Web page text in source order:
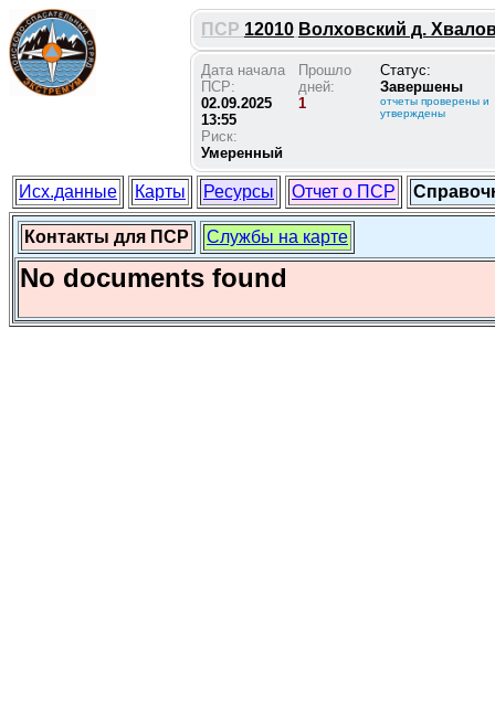
ПСР 12010 Волховский д.
Дата начала
ПСР:
02.09.2025
13:55
Риск:
Умеренный
Прошло
дней:
1
Статус:
Завершены
отчеты проверены и
утверждены
Исх.данные Карты Ресурсы Отчет о ПСР
Контакты для ПСР Службы на карте
No documents found